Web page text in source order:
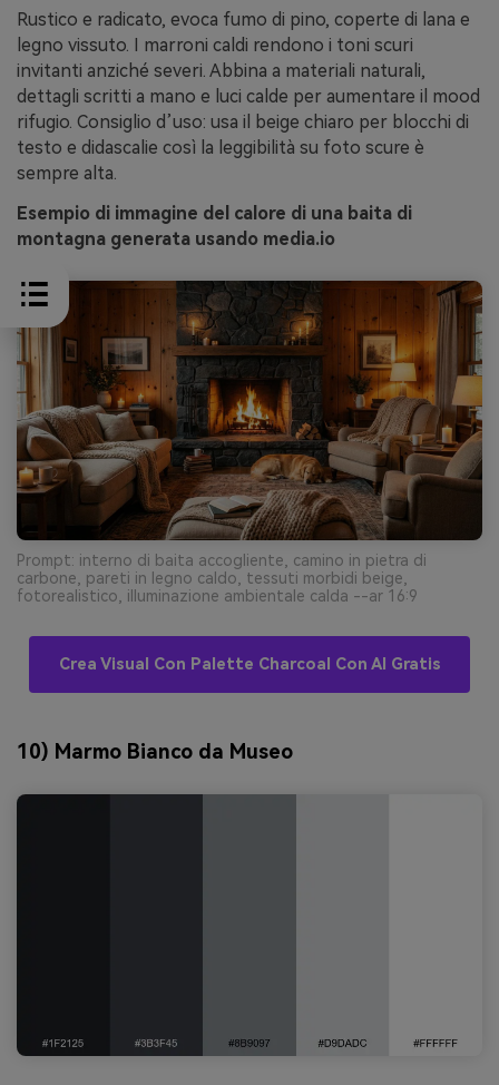
Rustico e radicato, evoca fumo di pino, coperte di lana e
legno vissuto. I marroni caldi rendono i toni scuri
invitanti anziché severi. Abbina a materiali naturali,
dettagli scritti a mano e luci calde per aumentare il mood
rifugio. Consiglio d’uso: usa il beige chiaro per blocchi di
testo e didascalie così la leggibilità su foto scure è
sempre alta.
Esempio di immagine del calore di una baita di
montagna generata usando media.io
Prompt: interno di baita accogliente, camino in pietra di
carbone, pareti in legno caldo, tessuti morbidi beige,
fotorealistico, illuminazione ambientale calda --ar 16:9
Crea Visual Con Palette Charcoal Con AI Gratis
10) Marmo Bianco da Museo